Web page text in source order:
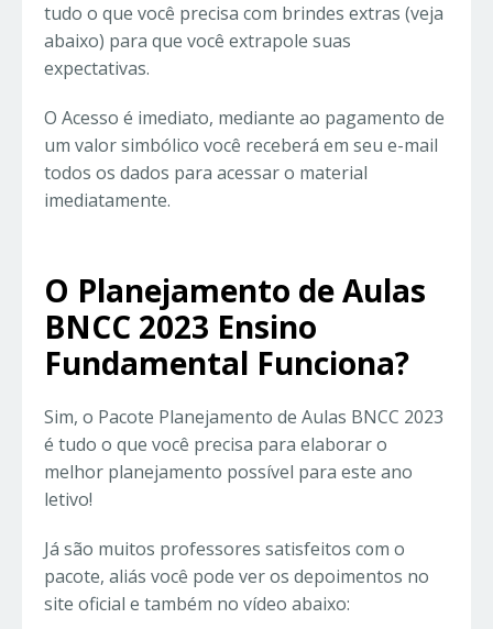
tudo o que você precisa com brindes extras (veja
abaixo) para que você extrapole suas
expectativas.
O Acesso é imediato, mediante ao pagamento de
um valor simbólico você receberá em seu e-mail
todos os dados para acessar o material
imediatamente.
O Planejamento de Aulas
BNCC 2023 Ensino
Fundamental Funciona?
Sim, o Pacote Planejamento de Aulas BNCC 2023
é tudo o que você precisa para elaborar o
melhor planejamento possível para este ano
letivo!
Já são muitos professores satisfeitos com o
pacote, aliás você pode ver os depoimentos no
site oficial e também no vídeo abaixo: